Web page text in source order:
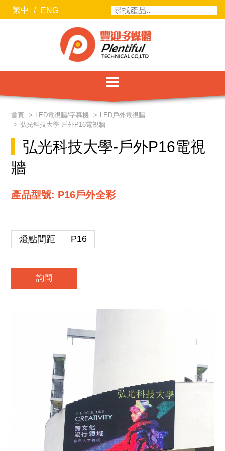
繁中 / ENG
服務項目
最新消息
聯絡我們
合作廠商
首頁 LED電視牆/字幕機
LED戶外電視牆
弘光科技大學-戶外P16電視牆
弘光科技大學-戶外P16電視
牆
產品型號: P16戶外全彩
燈點間距 P16
詢問